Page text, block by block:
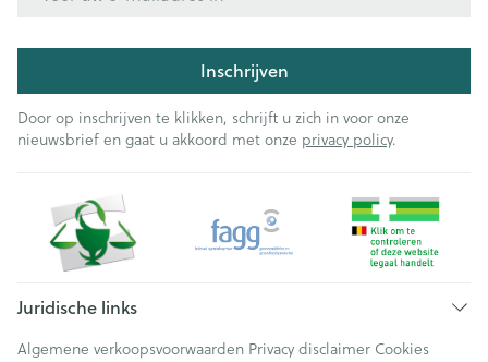
Inschrijven
Door op inschrijven te klikken, schrijft u zich in voor onze
nieuwsbrief en gaat u akkoord met onze privacy policy.
Juridische links
Algemene verkoopsvoorwaarden Privacy disclaimer Cookies